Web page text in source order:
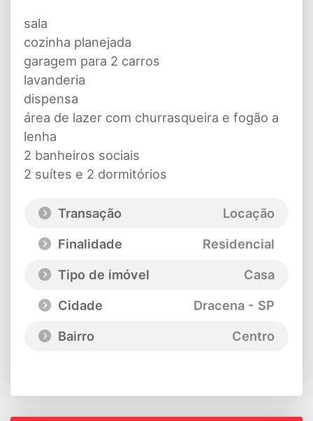
sala
cozinha planejada
garagem para 2 carros
lavanderia
dispensa
área de lazer com churrasqueira e fogão a
lenha
2 banheiros sociais
2 suítes e 2 dormitórios
Transação
Locação
Finalidade
Residencial
Tipo de imóvel
Casa
Cidade
Dracena - SP
Bairro
Centro